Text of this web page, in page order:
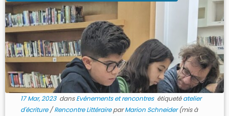
17 Mar, 2023dansEvénements et rencontres étiquetéatelier
d'écriture/Rencontre LittéraireparMarion Schneider(mis à